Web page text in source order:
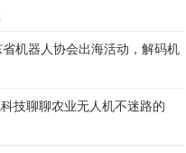
机器人协会出海活动，解码机
技聊聊农业无人机不迷路的